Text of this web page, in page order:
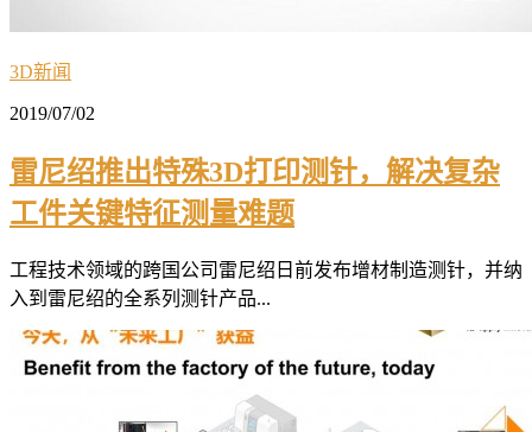
3D新闻
2019/07/02
雷尼绍推出特殊3D打印测针，解决复杂
工件关键特征测量难题
工程技术领域的跨国公司雷尼绍日前发布增材制造测针，并纳
入到雷尼绍的全系列测针产品...